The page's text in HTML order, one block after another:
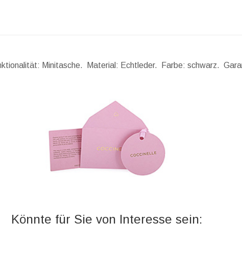
Minitasche. Material: Echtleder. Farbe: schwarz.
Könnte für Sie von Interesse sein: